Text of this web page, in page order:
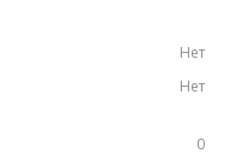
Нет
Нет
0